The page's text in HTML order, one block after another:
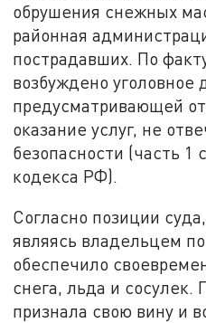
обрушения снежных
районная
пострадавших. По
возбуждено уголовное
предусматривающей
оказание услуг, не
безопасности (часть 1
кодекса РФ).
Согласно позиции
являясь владельцем
обеспечило
снега, льда и
признала свою вину и